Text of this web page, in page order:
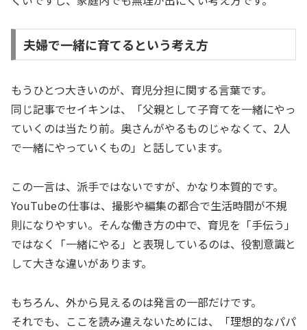
夫婦で一緒に育てるという考え方
もうひとつ大きいのが、育児分担に関する言葉です。
同じ記事でセイキンは、「父親として子育てを一緒にやっ
ていくのは当たり前。奥さんがやるものじゃなくて、2人
で一緒にやっていくもの」と話しています。
この一言は、派手ではないですが、かなり本質的です。
YouTubeの仕事は、撮影や編集の都合で生活時間が不規
則になりやすい。そんな働き方の中で、育児を「手伝う」
ではなく「一緒にやる」と表現しているのは、役割意識と
して大きな違いがあります。
もちろん、外から見えるのは発言の一部だけです。
それでも、ここを読み違えないためには、「理想的なパパ